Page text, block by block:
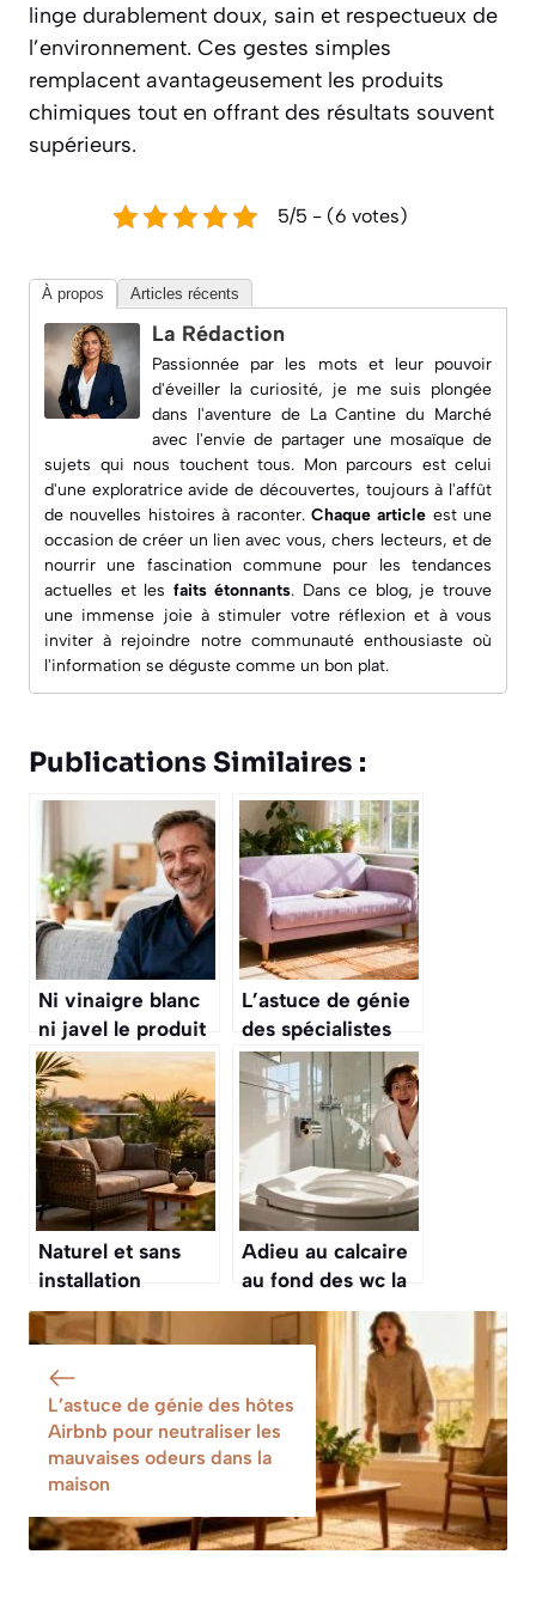
linge durablement doux, sain et respectueux de
l’environnement. Ces gestes simples
remplacent avantageusement les produits
chimiques tout en offrant des résultats souvent
supérieurs.
5/5 - (6 votes)
À propos Articles récents
La Rédaction
Passionnée par les mots et leur pouvoir
d'éveiller la curiosité, je me suis plongée
dans l'aventure de La Cantine du Marché
avec l'envie de partager une mosaïque de
sujets qui nous touchent tous. Mon parcours est celui
d'une exploratrice avide de découvertes, toujours à l'affût
de nouvelles histoires à raconter. Chaque article est une
occasion de créer un lien avec vous, chers lecteurs, et de
nourrir une fascination commune pour les tendances
actuelles et les faits étonnants. Dans ce blog, je trouve
une immense joie àstimuler votre réflexion et à vous
inviter à rejoindre notre communauté enthousiaste où
l'information se déguste comme un bon plat.
Publications Similaires :
Ni vinaigre blanc
ni javel le produit
miracle que les
hôtels utilisent
pour une maison
qui sent le propre
pendant des jours
L’astuce de génie
des spécialistes
pour raviver un
canapé en tissu
sans produit
chimique
Naturel et sans
installation
l’astuce simple
pour effrayer les
pigeons de votre
terrasse
Adieu au calcaire
au fond des wc la
méthode express
sans javel ni
L’astuce de génie des hôtes
Airbnb pour neutraliser les
mauvaises odeurs dans la
maison